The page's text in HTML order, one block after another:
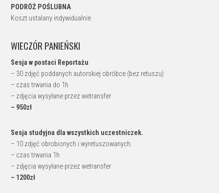
PODRÓŻ POŚLUBNA
Koszt ustalany indywidualnie
WIECZÓR PANIEŃSKI
Sesja w postaci Reportażu
– 30 zdjęć poddanych autorskiej obróbce (bez retuszu)
– czas trwania do 1h
– zdjęcia wysyłane przez wetransfer
– 950zł
Sesja studyjna dla wszystkich uczestniczek.
– 10 zdjęć obrobionych i wyretuszowanych.
– czas trwania 1h
– zdjęcia wysyłane przez wetransfer
– 1200zł